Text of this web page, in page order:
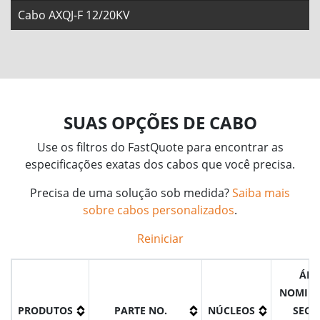
Cabo AXQJ-F 12/20KV
SUAS OPÇÕES DE CABO
Use os filtros do FastQuote para encontrar as
especificações exatas dos cabos que você precisa.
Precisa de uma solução sob medida?Saiba mais
sobre cabos personalizados.
Reiniciar
PRODUTOS PARTE NO. NÚCLEOS